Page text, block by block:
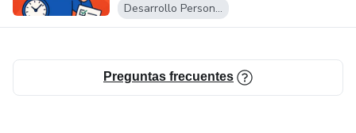
Desarrollo Personal
Preguntas frecuentes